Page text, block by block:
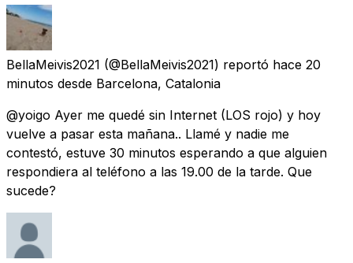
BellaMeivis2021 (@BellaMeivis2021) reportó hace 20
minutos desde Barcelona, Catalonia
@yoigo Ayer me quedé sin Internet (LOS rojo) y hoy
vuelve a pasar esta mañana.. Llamé y nadie me
contestó, estuve 30 minutos esperando a que alguien
respondiera al teléfono a las 19.00 de la tarde. Que
sucede?